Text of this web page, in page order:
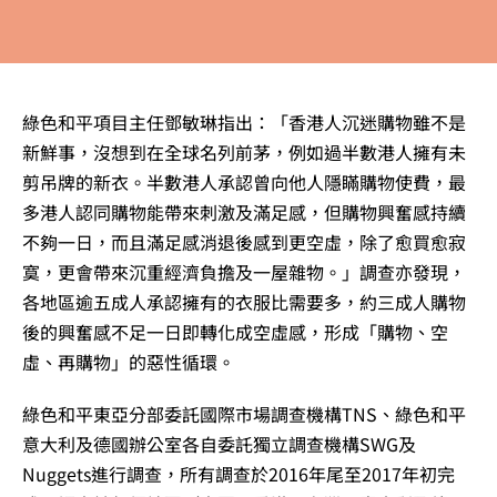
綠色和平項目主任鄧敏琳指出：「香港人沉迷購物雖不是
新鮮事，沒想到在全球名列前茅，例如過半數港人擁有未
剪吊牌的新衣。半數港人承認曾向他人隱瞞購物使費，最
多港人認同購物能帶來刺激及滿足感，但購物興奮感持續
不夠一日，而且滿足感消退後感到更空虛，除了愈買愈寂
寞，更會帶來沉重經濟負擔及一屋雜物。」調查亦發現，
各地區逾五成人承認擁有的衣服比需要多，約三成人購物
後的興奮感不足一日即轉化成空虛感，形成「購物、空
虛、再購物」的惡性循環。
綠色和平東亞分部委託國際市場調查機構TNS、綠色和平
意大利及德國辦公室各自委託獨立調查機構SWG及
Nuggets進行調查，所有調查於2016年尾至2017年初完